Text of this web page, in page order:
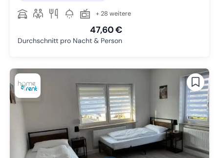
+ 28 weitere
47,60 €
Durchschnitt pro Nacht & Person